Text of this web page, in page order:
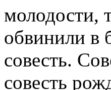
молодости,
обвинили в
совесть.
совесть